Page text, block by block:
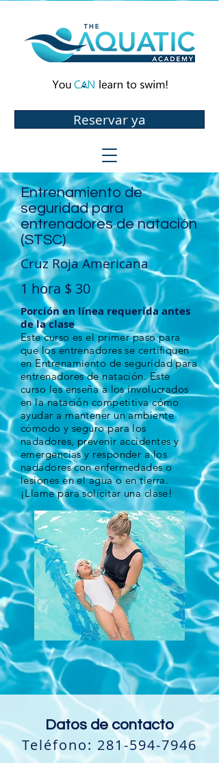
Reservar ya
Entrenamiento de
seguridad para
entrenadores de natación
(STSC)
Cruz Roja Americana
1 hora $ 30
Porción en línea requerida antes
de la clase
Este curso es el primer paso para
que los entrenadores se certifiquen
en Entrenamiento de seguridad para
entrenadores de natación. Este
curso les enseña a los involucrados
en la natación competitiva cómo
ayudar a mantener un ambiente
cómodo y seguro para los
nadadores, prevenir accidentes y
emergencias y responder a los
nadadores con enfermedades o
lesiones en el agua o en tierra.
¡Llame para solicitar una clase!
Datos de contacto
Teléfono: 281-594-7946